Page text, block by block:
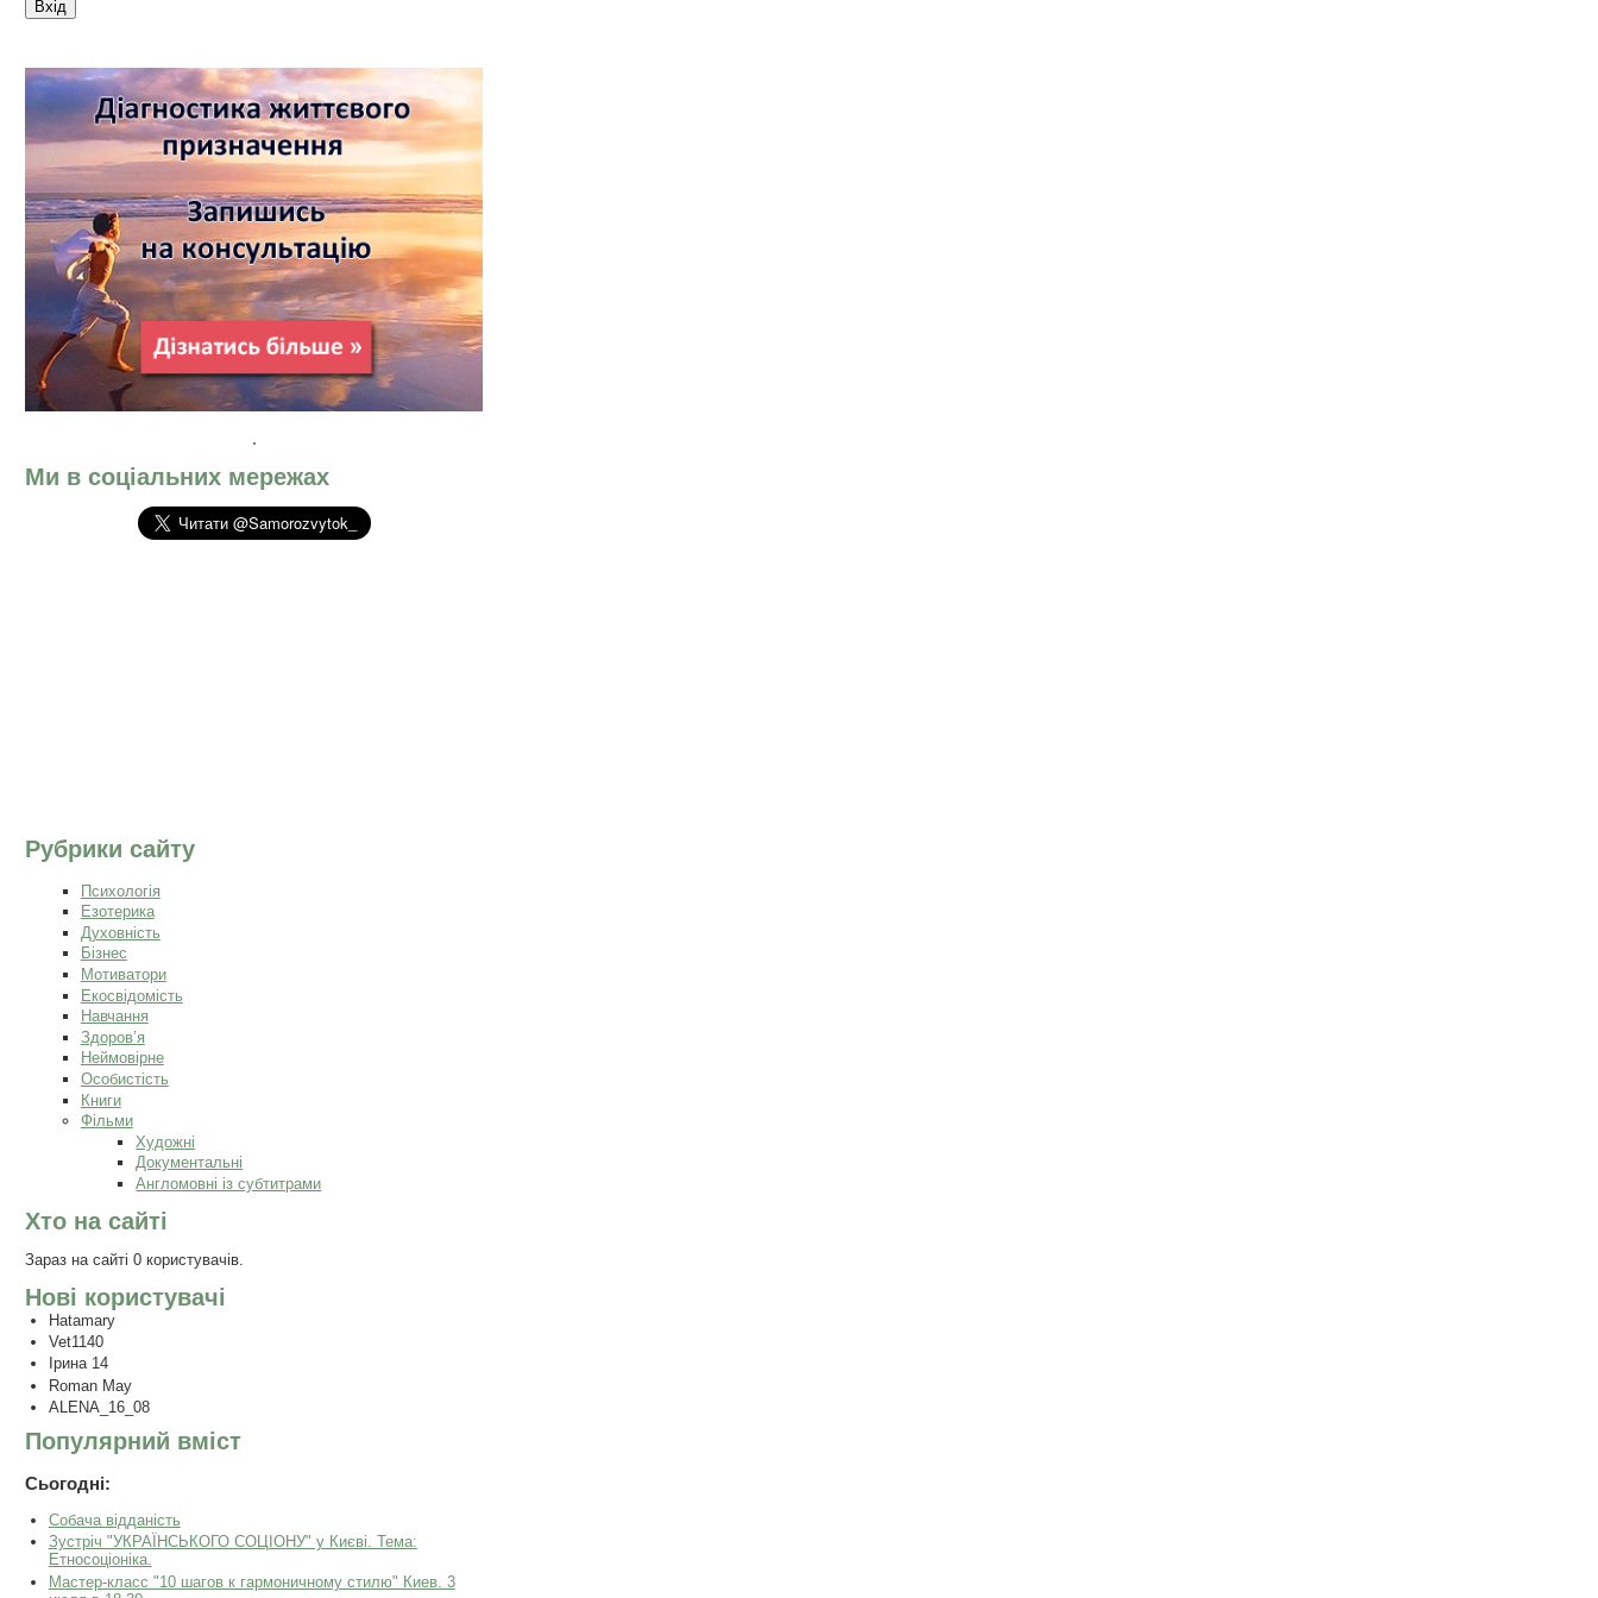
Ми в соціальних мережах
Рубрики сайту
Психологія
Езотерика
Духовність
Бізнес
Мотиватори
Екосвідомість
Навчання
Здоров’я
Неймовірне
Особистість
Книги
Фільми
Художні
Документальні
Англомовні із субтитрами
Хто на сайті
Зараз на сайті 0 користувачів.
Нові користувачі
Hatamary
Vet1140
Ірина 14
Roman May
ALENA_16_08
Популярний вміст
Сьогодні:
Собача відданість
Зустріч "УКРАЇНСЬКОГО СОЦІОНУ" у Києві. Тема:
Етносоціоніка.
Мастер-класс "10 шагов к гармоничному стилю" Киев. 3